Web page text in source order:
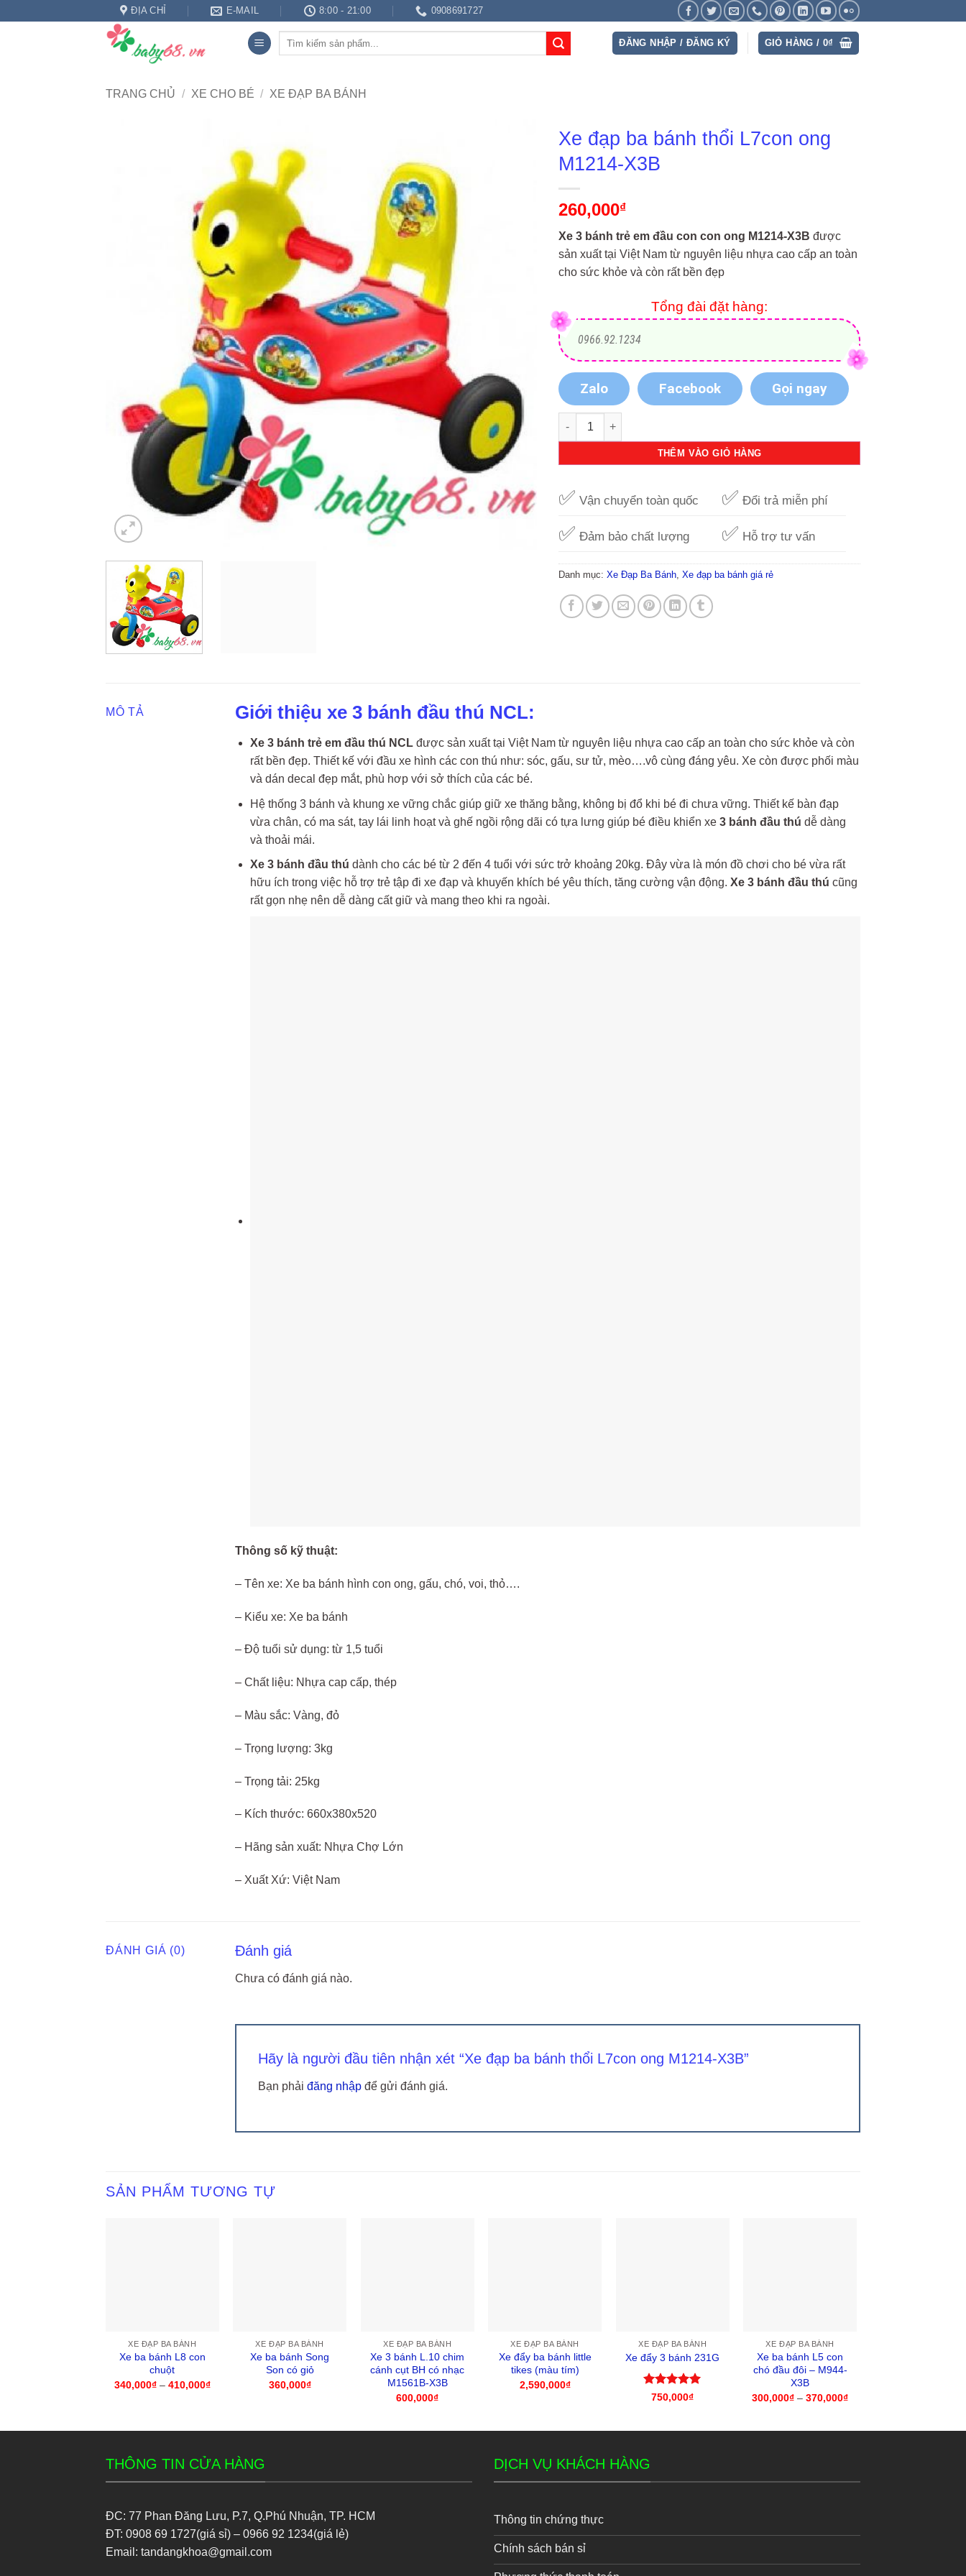
ĐỊA CHỈ E-MAIL 8:00 - 21:00 0908691727
Tìm
ĐĂNG NHẬP / ĐĂNG KÝ GIỎ HÀNG / 0₫
TRANG CHỦ / XE CHO BÉ / XE ĐẠP BA BÁNH
Xe đạp ba bánh thổi L7con ong
M1214-X3B
260,000₫
Xe 3 bánh trẻ em đầu con con ong M1214-X3B được
sản xuất tại Việt Nam từ nguyên liệu nhựa cao cấp an toàn
cho sức khỏe và còn rất bền đẹp
Tổng đài đặt hàng:
0966.92.1234
Zalo Facebook Gọi ngay
Xe đạp ba bánh thổi L7con ong M1214-X3B số lượng
THÊM VÀO GIỎ HÀNG
✅ Vận chuyển toàn quốc ✅ Đổi trả miễn phí
✅ Đảm bảo chất lượng ✅ Hỗ trợ tư vấn
Danh mục: Xe Đạp Ba Bánh Xe đạp ba bánh giá rẻ
MÔ TẢ Giới thiệu xe 3 bánh đầu thú NCL:
Xe 3 bánh trẻ em đầu thú NCL được sản xuất tại Việt Nam từ nguyên liệu nhựa cao cấp an toàn cho sức khỏe và còn
rất bền đẹp. Thiết kế với đầu xe hình các con thú như: sóc, gấu, sư tử, mèo….vô cùng đáng yêu. Xe còn được phối màu
và dán decal đẹp mắt, phù hơp với sở thích của các bé.
Hệ thống 3 bánh và khung xe vững chắc giúp giữ xe thăng bằng, không bị đổ khi bé đi chưa vững. Thiết kế bàn đạp
vừa chân, có ma sát, tay lái linh hoạt và ghế ngồi rộng dãi có tựa lưng giúp bé điều khiển xe3 bánh đầu thú dễ dàng
và thoải mái.
Xe 3 bánh đầu thú dành cho các bé từ 2 đến 4 tuổi với sức trở khoảng 20kg. Đây vừa là món đồ chơi cho bé vừa rất
hữu ích trong việc hỗ trợ trẻ tập đi xe đạp và khuyến khích bé yêu thích, tăng cường vận động. Xe 3 bánh đầu thú cũng
rất gọn nhẹ nên dễ dàng cất giữ và mang theo khi ra ngoài.
Thông số kỹ thuật:
– Tên xe: Xe ba bánh hình con ong, gấu, chó, voi, thỏ….
– Kiểu xe: Xe ba bánh
– Độ tuổi sử dụng: từ 1,5 tuổi
– Chất liệu: Nhựa cap cấp, thép
– Màu sắc: Vàng, đỏ
– Trọng lượng: 3kg
– Trọng tải: 25kg
– Kích thước: 660x380x520
– Hãng sản xuất: Nhựa Chợ Lớn
– Xuất Xứ: Việt Nam
ĐÁNH GIÁ (0) Đánh giá
Chưa có đánh giá nào.
Hãy là người đầu tiên nhận xét “Xe đạp ba bánh thổi L7con ong M1214-X3B”
Bạn phải đăng nhập để gửi đánh giá.
SẢN PHẨM TƯƠNG TỰ
XE ĐẠP BA BÁNH
Xe ba bánh L8 con
chuột
340,000₫ – 410,000₫Khoảng
XE ĐẠP BA BÁNH
Xe ba bánh Song
Son có giỏ
360,000₫
XE ĐẠP BA BÁNH
Xe 3 bánh L.10 chim
cánh cụt BH có nhạc
M1561B-X3B
600,000₫
XE ĐẠP BA BÁNH
Xe đẩy ba bánh little
tikes (màu tím)
2,590,000₫
XE ĐẠP BA BÁNH
Xe đẩy 3 bánh 231G
Được xếp
750,000₫
XE ĐẠP BA BÁNH
Xe ba bánh L5 con
chó đầu đôi – M944-
X3B
300,000₫ – 370,000₫
THÔNG TIN CỬA HÀNG
ĐC: 77 Phan Đăng Lưu, P.7, Q.Phú Nhuận, TP. HCM
ĐT: 0908 69 1727(giá sỉ) – 0966 92 1234(giá lẻ)
Email: tandangkhoa@gmail.com
DỊCH VỤ KHÁCH HÀNG
Thông tin chứng thực
Chính sách bán sỉ